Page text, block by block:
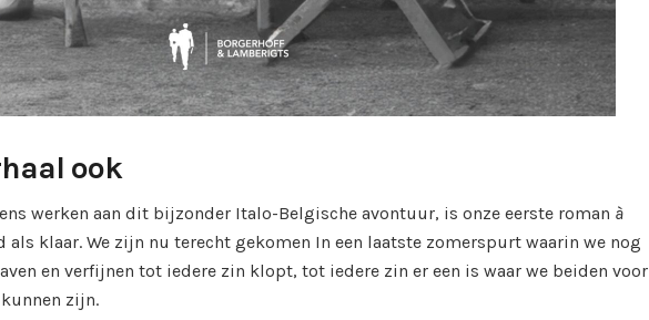
ook
werken aan dit bijzonder Italo-Belgische avontuur, is onze eerste roman à
als klaar. We zijn nu terecht gekomen In een laatste zomerspurt waarin we nog
en verfijnen tot iedere zin klopt, tot iedere zin er een is waar we beiden voor
zijn.